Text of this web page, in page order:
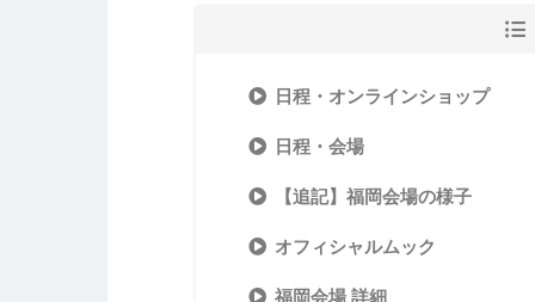
日程・オンラインショップ
日程・会場
【追記】福岡会場の様子
オフィシャルムック
福岡会場 詳細